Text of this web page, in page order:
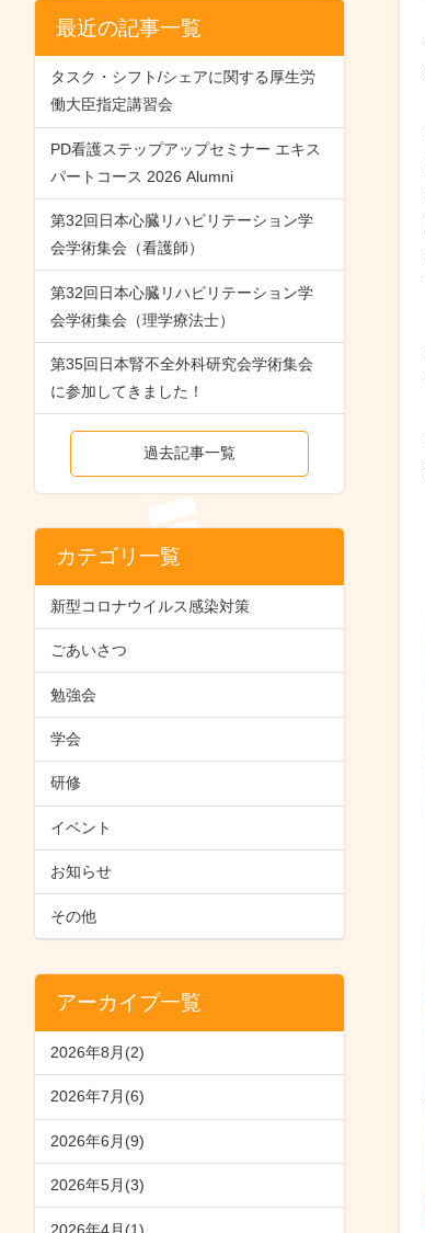
最近の記事一覧
タスク・シフト/シェアに関する厚生労
働大臣指定講習会
PD看護ステップアップセミナー エキス
パートコース 2026 Alumni
第32回日本心臓リハビリテーション学
会学術集会（看護師）
第32回日本心臓リハビリテーション学
会学術集会（理学療法士）
第35回日本腎不全外科研究会学術集会
に参加してきました！
過去記事一覧
カテゴリ一覧
新型コロナウイルス感染対策
ごあいさつ
勉強会
学会
研修
イベント
お知らせ
その他
アーカイブ一覧
2026年8月(2)
2026年7月(6)
2026年6月(9)
2026年5月(3)
2026年4月(1)